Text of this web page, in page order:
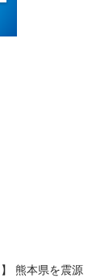
熊本県を震源